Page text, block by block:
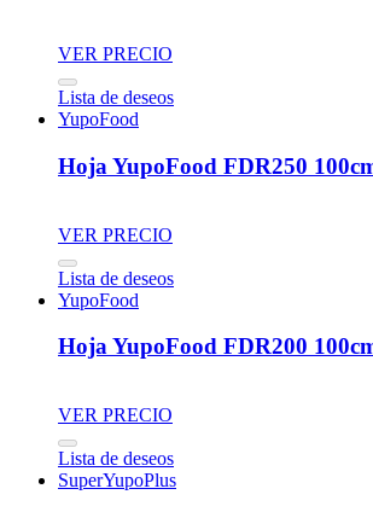
VER PRECIO
Lista de deseos
YupoFood
Hoja YupoFood FDR250
VER PRECIO
Lista de deseos
YupoFood
Hoja YupoFood FDR200
VER PRECIO
Lista de deseos
SuperYupoPlus